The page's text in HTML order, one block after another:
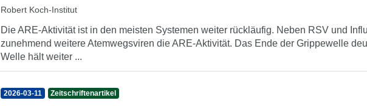
Robert Koch-Institut
Die ARE-Aktivität ist in den meisten Systemen weiter rückläufig. Neben RSV und
zunehmend weitere Atemwegsviren die ARE-Aktivität. Das Ende der Grippewelle
Welle hält weiter ...
2026-03-11 Zeitschriftenartikel